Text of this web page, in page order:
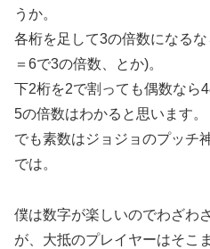
うか。
各桁を足して3の倍数になる
＝6で3の倍数、とか)。
下2桁を2で割っても偶数なら4
5の倍数はわかると思います。
でも素数はジョジョのプッチ
では。
僕は数字が楽しいのでわざわ
が、大抵のプレイヤーはそこ